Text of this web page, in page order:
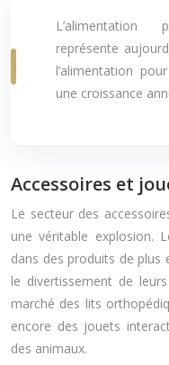
L’alimentation
représente
l’alimentation
une croissance
Accessoires et
Le secteur des
une véritable explosion.
dans des produits de
le divertissement de
marché des lits
encore des jouets
des animaux.